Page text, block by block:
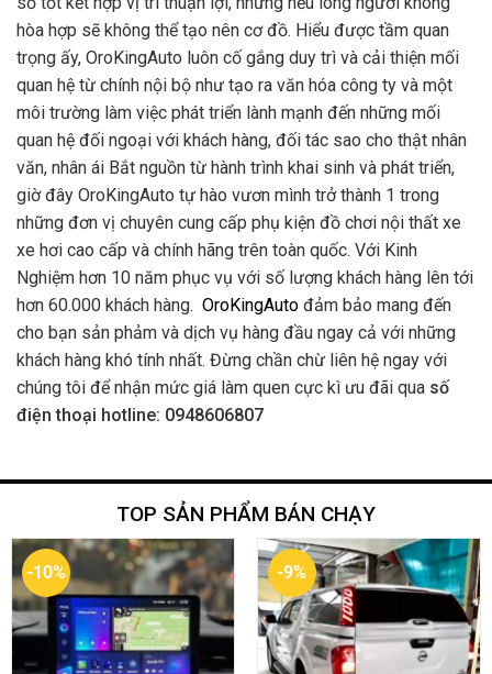
hòa hợp sẽ không thể tạo nên cơ đồ. Hiểu được tầm quan
trọng ấy, OroKingAuto luôn cố gắng duy trì và cải thiện mối
quan hệ từ chính nội bộ như tạo ra văn hóa công ty và một
môi trường làm việc phát triển lành mạnh đến những mối
quan hệ đối ngoại với khách hàng, đối tác sao cho thật nhân
văn, nhân ái Bắt nguồn từ hành trình khai sinh và phát triển,
giờ đây OroKingAuto tự hào vươn mình trở thành 1 trong
những đơn vị chuyên cung cấp phụ kiện đồ chơi nội thất xe
xe hơi cao cấp và chính hãng trên toàn quốc. Với Kinh
Nghiệm hơn 10 năm phục vụ với số lượng khách hàng lên tới
hơn 60.000 khách hàng. OroKingAuto đảm bảo mang đến
cho bạn sản phảm và dịch vụ hàng đầu ngay cả với những
khách hàng khó tính nhất. Đừng chần chừ liên hệ ngay với
chúng tôi để nhận mức giá làm quen cực kì ưu đãi qua số
điện thoại hotline: 0948606807
TOP SẢN PHẨM BÁN CHẠY
-10% -9%